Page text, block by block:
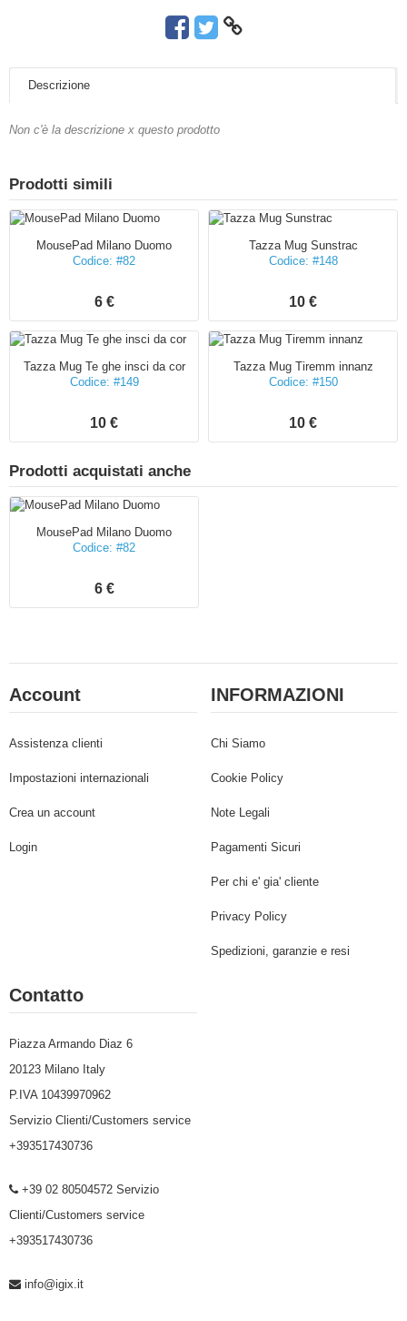
Descrizione
Non c'è la descrizione x questo prodotto
Prodotti simili
MousePad Milano Duomo
Codice: #82
6 €
Tazza Mug Sunstrac
Codice: #148
10 €
Tazza Mug Te ghe insci da cor
Codice: #149
10 €
Tazza Mug Tiremm innanz
Codice: #150
10 €
Prodotti acquistati anche
MousePad Milano Duomo
Codice: #82
6 €
Account
Assistenza clienti
Impostazioni internazionali
Crea un account
Login
INFORMAZIONI
Chi Siamo
Cookie Policy
Note Legali
Pagamenti Sicuri
Per chi e' gia' cliente
Privacy Policy
Spedizioni, garanzie e resi
Contatto
Piazza Armando Diaz 6
20123 Milano Italy
P.IVA 10439970962
Servizio Clienti/Customers service
+393517430736
+39 02 80504572 Servizio
Clienti/Customers service
+393517430736
info@igix.it